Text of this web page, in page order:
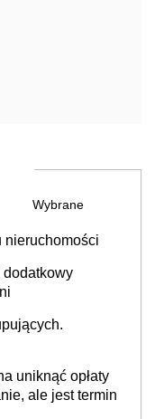
Wybrane
nieruchomości
dodatkowy
uniknąć opłaty
ale jest termin